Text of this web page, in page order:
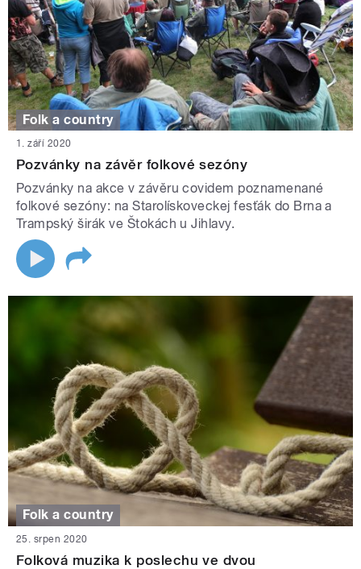
Folk a country
1. září 2020
Pozvánky na závěr folkové sezóny
Pozvánky na akce v závěru covidem poznamenané
folkové sezóny: na Starolískoveckej fesťák do Brna a
Trampský širák ve Štokách u Jihlavy.
Folk a country
25. srpen 2020
Folková muzika k poslechu ve dvou